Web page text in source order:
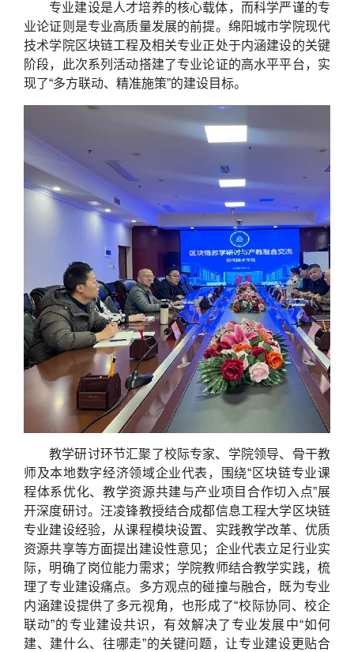
专业建设是人才培养的核心载体，而科学严谨的专
业论证则是专业高质量发展的前提。绵阳城市学院现代
技术学院区块链工程及相关专业正处于内涵建设的关键
阶段，此次系列活动搭建了专业论证的高水平平台，实
现了“多方联动、精准施策”的建设目标。
教学研讨环节汇聚了校际专家、学院领导、骨干教
师及本地数字经济领域企业代表，围绕“区块链专业课
程体系优化、教学资源共建与产业项目合作切入点”展
开深度研讨。汪凌锋教授结合成都信息工程大学区块链
专业建设经验，从课程模块设置、实践教学改革、优质
资源共享等方面提出建设性意见；企业代表立足行业实
际，明确了岗位能力需求；学院教师结合教学实践，梳
理了专业建设痛点。多方观点的碰撞与融合，既为专业
内涵建设提供了多元视角，也形成了“校际协同、校企
联动”的专业建设共识，有效解决了专业发展中“如何
建、建什么、往哪走”的关键问题，让专业建设更贴合